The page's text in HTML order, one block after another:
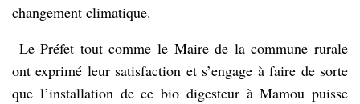
changement climatique.
Le Préfet tout comme le Maire de la commune rurale
ont exprimé leur satisfaction et s’engage à faire de sorte
que l’installation de ce bio digesteur à Mamou puisse